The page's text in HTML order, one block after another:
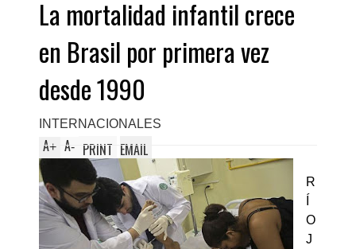
La mortalidad infantil crece
en Brasil por primera vez
desde 1990
INTERNACIONALES
A+ A- PRINT EMAIL
R
O
J